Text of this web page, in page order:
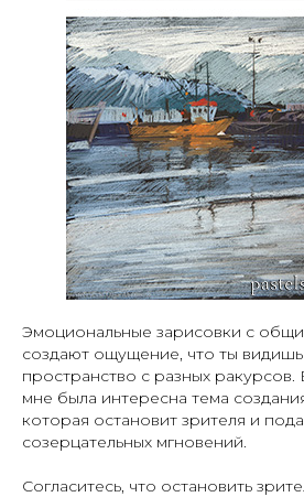
Эмоциональные зарисовки с
создают ощущение, что ты
пространство с разных
мне была интересна тема
которая остановит зрителя и
созерцательных мгновений.
Согласитесь, что остановить